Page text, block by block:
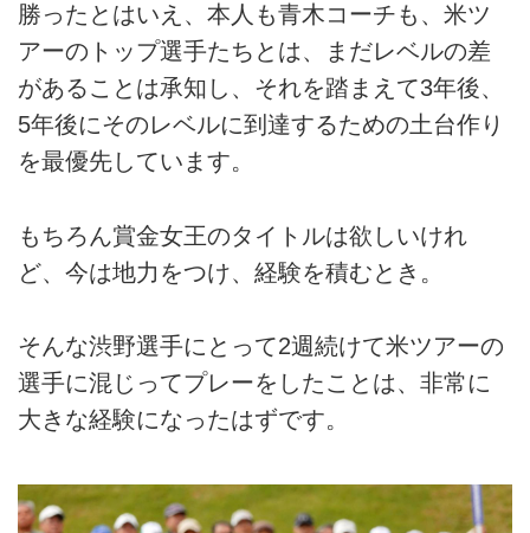
勝ったとはいえ、本人も青木コーチも、米ツ
アーのトップ選手たちとは、まだレベルの差
があることは承知し、それを踏まえて3年後、
5年後にそのレベルに到達するための土台作り
を最優先しています。
もちろん賞金女王のタイトルは欲しいけれ
ど、今は地力をつけ、経験を積むとき。
そんな渋野選手にとって2週続けて米ツアーの
選手に混じってプレーをしたことは、非常に
大きな経験になったはずです。